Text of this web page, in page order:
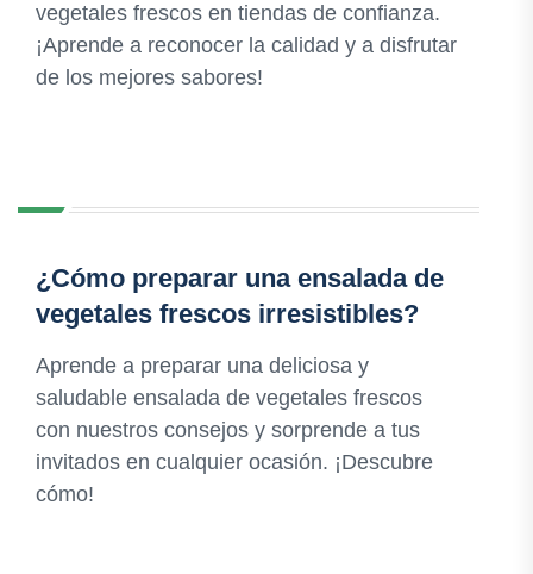
vegetales frescos en tiendas de confianza.
¡Aprende a reconocer la calidad y a disfrutar
de los mejores sabores!
¿Cómo preparar una ensalada de
vegetales frescos irresistibles?
Aprende a preparar una deliciosa y
saludable ensalada de vegetales frescos
con nuestros consejos y sorprende a tus
invitados en cualquier ocasión. ¡Descubre
cómo!